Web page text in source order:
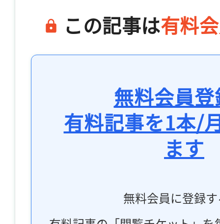
この記事は有料
無料会員
有料記事を1本/
ます
無料会員に登録